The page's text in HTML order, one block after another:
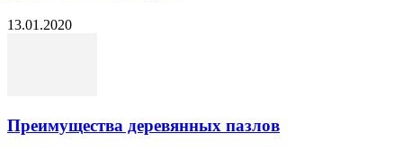
13.01.2020
Преимущества деревянных пазлов